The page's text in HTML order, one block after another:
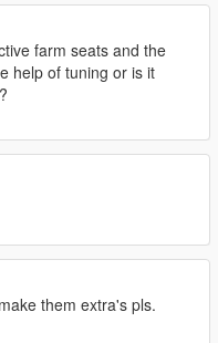
farm seats and the
help of tuning or is it
them extra's pls.